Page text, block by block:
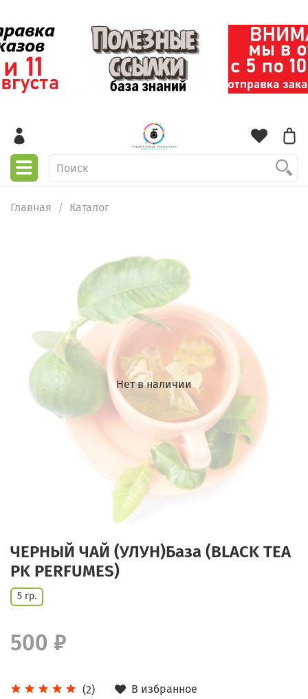
Главная Каталог
Нет в наличии
ЧЕРНЫЙ ЧАЙ (УЛУН)База (BLACK TEA
PK PERFUMES)
(2)
В избранное
5 гр.
500 ₽